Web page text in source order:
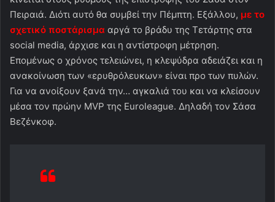
Πειραιά. Διότι αυτό θα συμβεί την Πέμπτη. Εξάλλου, με το
σχετικό ποστάρισμα αργά το βράδυ της Τετάρτης στα
social media, άρχισε και η αντίστροφη μέτρηση.
Επομένως ο χρόνος τελειώνει, η κλεψύδρα αδειάζει και η
ανακοίνωση των «ερυθρόλευκων» είναι προ των πυλών.
Για να ανοίξουν ξανά την… αγκαλιά του και να κλείσουν
μέσα τον πρώην MVP της Euroleague. Δηλαδή τον Σάσα
Βεζένκοφ.